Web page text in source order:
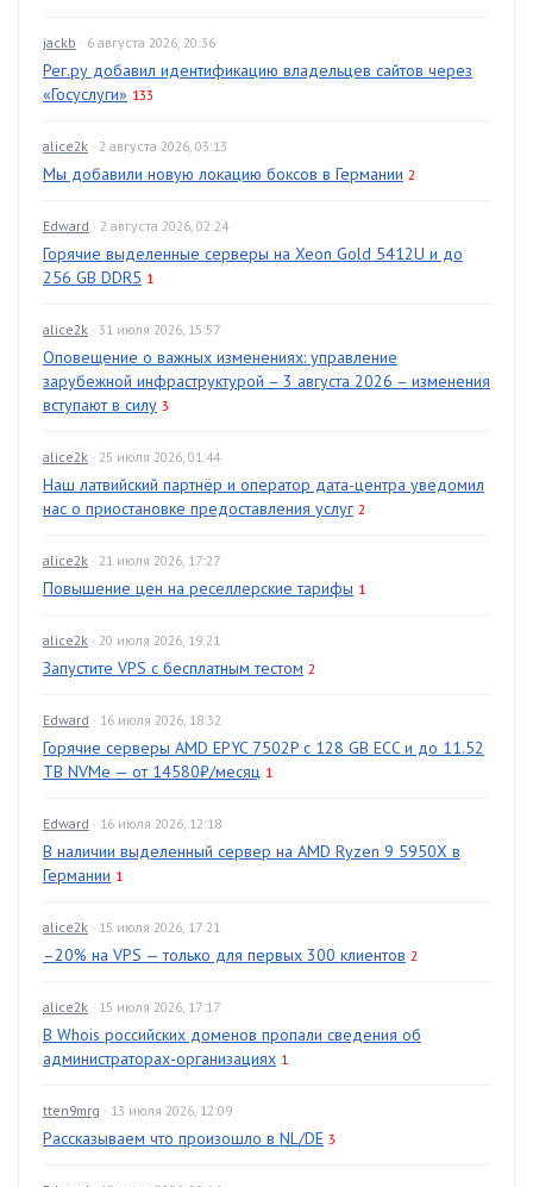
jackb · 6 августа 2026, 20:36
Рег.ру добавил идентификацию владельцев сайтов через
«Госуслуги» 133
alice2k · 2 августа 2026, 03:13
Мы добавили новую локацию боксов в Германии 2
Edward · 2 августа 2026, 02:24
Горячие выделенные серверы на Xeon Gold 5412U и до
256 GB DDR5 1
alice2k · 31 июля 2026, 15:57
Оповещение о важных изменениях: управление
зарубежной инфраструктурой – 3 августа 2026 – изменения
вступают в силу 3
alice2k · 25 июля 2026, 01:44
Наш латвийский партнёр и оператор дата-центра уведомил
нас о приостановке предоставления услуг 2
alice2k · 21 июля 2026, 17:27
Повышение цен на реселлерские тарифы 1
alice2k · 20 июля 2026, 19:21
Запустите VPS с бесплатным тестом 2
Edward · 16 июля 2026, 18:32
Горячие серверы AMD EPYC 7502P с 128 GB ECC и до 11.52
TB NVMe — от 14580₽/месяц 1
Edward · 16 июля 2026, 12:18
В наличии выделенный сервер на AMD Ryzen 9 5950X в
Германии 1
alice2k · 15 июля 2026, 17:21
–20% на VPS — только для первых 300 клиентов 2
alice2k · 15 июля 2026, 17:17
В Whois российских доменов пропали сведения об
администраторах-организациях 1
tten9mrg · 13 июля 2026, 12:09
Рассказываем что произошло в NL/DE 3